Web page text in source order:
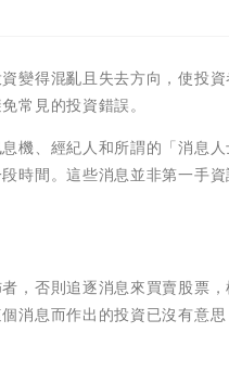
變得混亂且失去方向，使投
常見的投資錯誤。
機、經紀人和所謂的「消息
時間。這些消息並非第一手
，否則追逐消息來買賣股票
消息而作出的投資已沒有意